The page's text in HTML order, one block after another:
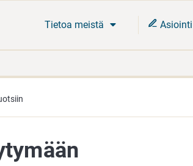
Tietoa meistä Asiointi